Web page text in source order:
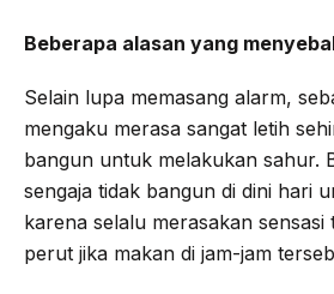
Beberapa alasan yang
Selain lupa memasang alarm,
mengaku merasa sangat letih
bangun untuk melakukan sahur.
sengaja tidak bangun di dini hari
karena selalu merasakan sensasi
perut jika makan di jam-jam